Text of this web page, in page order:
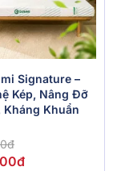
Signature –
Kép, Nâng Đỡ
Kháng Khuẩn